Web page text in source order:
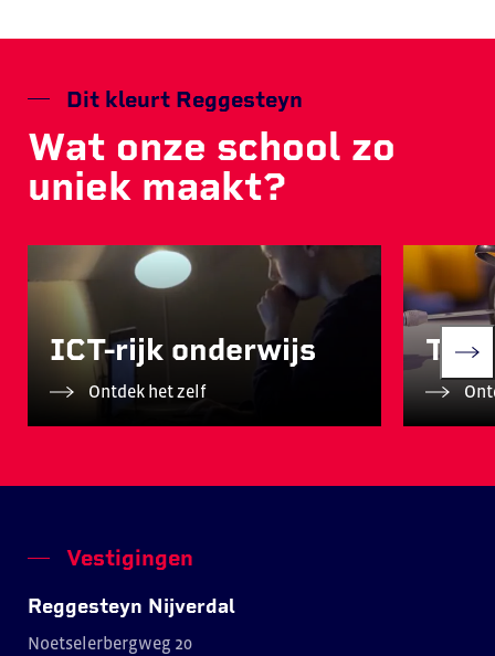
Dit kleurt Reggesteyn
Wat onze school zo
uniek maakt?
ICT-rijk onderwijs
Ontdek het zelf
Vestigingen
Reggesteyn Nijverdal
Noetselerbergweg 20